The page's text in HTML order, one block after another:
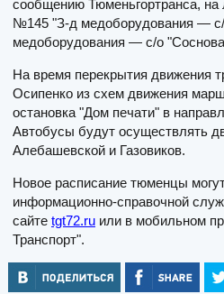
сообщению Тюменьгортранса,
№145 "З-д медоборудования —
медоборудования — с/о
На время перекрытия движения
Осипенко из схем движения
остановка "Дом печати" в
Автобусы будут осуществлять
Алебашевской и Газовиков.
Новое расписание тюменцы
информационно-справочной
сайте tgt72.ru или в мобильном
Транспорт".